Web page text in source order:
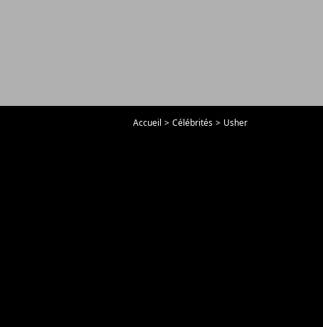
Accueil Célébrités Usher